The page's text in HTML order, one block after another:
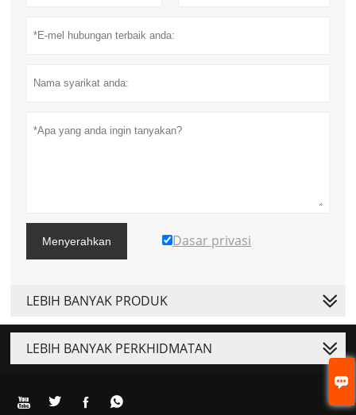

Menyerahkan Dasar privasi
LEBIH BANYAK PRODUK
LEBIH BANYAK PERKHIDMATAN
   